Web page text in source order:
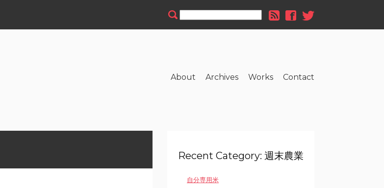
About Archives Works Contact
Recent Category: 週末農業
自分専用米